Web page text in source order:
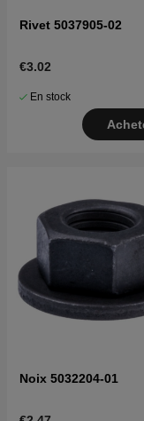
Rivet 5037905-02
€3.02
En stock
Noix 5032204-01